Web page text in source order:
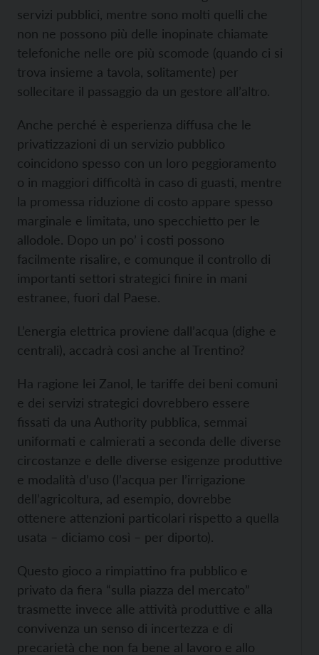
servizi pubblici, mentre sono molti quelli che
non ne possono più delle inopinate chiamate
telefoniche nelle ore più scomode (quando ci si
trova insieme a tavola, solitamente) per
sollecitare il passaggio da un gestore all’altro.
Anche perché è esperienza diffusa che le
privatizzazioni di un servizio pubblico
coincidono spesso con un loro peggioramento
o in maggiori difficoltà in caso di guasti, mentre
la promessa riduzione di costo appare spesso
marginale e limitata, uno specchietto per le
allodole. Dopo un po’ i costi possono
facilmente risalire, e comunque il controllo di
importanti settori strategici finire in mani
estranee, fuori dal Paese.
L’energia elettrica proviene dall’acqua (dighe e
centrali), accadrà così anche al Trentino?
Ha ragione lei Zanol, le tariffe dei beni comuni
e dei servizi strategici dovrebbero essere
fissati da una Authority pubblica, semmai
uniformati e calmierati a seconda delle diverse
circostanze e delle diverse esigenze produttive
e modalità d’uso (l’acqua per l’irrigazione
dell’agricoltura, ad esempio, dovrebbe
ottenere attenzioni particolari rispetto a quella
usata – diciamo così – per diporto).
Questo gioco a rimpiattino fra pubblico e
privato da fiera “sulla piazza del mercato”
trasmette invece alle attività produttive e alla
convivenza un senso di incertezza e di
precarietà che non fa bene al lavoro e allo